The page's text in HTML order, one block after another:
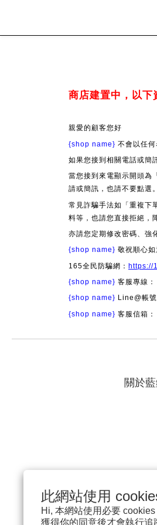
此網站使用
Hi, 本網站使用必要
獲得你的同意後才會執行追
商店建置中，以下
親愛的顧客您好
{shop name} 不會以任
如果您接到相關電話或簡
當您接到來電顯示開頭為
請或簡訊，也請不要點選。
常見詐騙手法如「重複下
料等，也請您直接拒絕，
亦請您定期修改密碼、強
{shop name} 敬祝順心如
165全民防騙網： https://
{shop name} 客服專線：
{shop name} Line@帳號
{shop name} 客服信箱：
關於